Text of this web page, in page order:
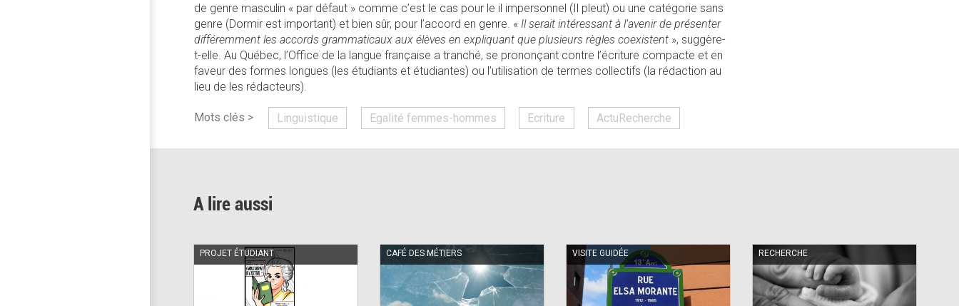
de genre masculin « par défaut » comme c’est le cas pour le il impersonnel (Il pleut) ou une catégorie sans
genre (Dormir est important) et bien sûr, pour l’accord en genre. «Il serait intéressant à l’avenir de présenter
différemment les accords grammaticaux aux élèves en expliquant que plusieurs règles coexistent », suggère-
t-elle. Au Québec, l’Office de la langue française a tranché, se prononçant contre l’écriture compacte et en
faveur des formes longues (les étudiants et étudiantes) ou l’utilisation de termes collectifs (la rédaction au
lieu de les rédacteurs).
Mots clés > Linguistique Egalité femmes-hommes Ecriture ActuRecherche
A lire aussi
PROJET ÉTUDIANT CAFÉ DES MÉTIERS VISITE GUIDÉE RECHERCHE